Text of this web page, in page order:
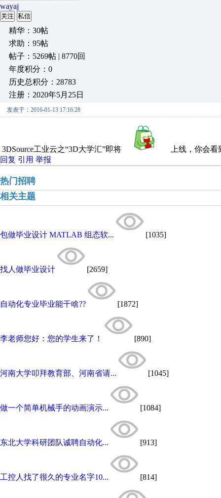
wayaj
关注 私信
精华：30帖
求助：95帖
帖子：5269帖 | 8770回
年度积分：0
历史总积分：28783
注册：2020年5月25日
发表于：2016-01-13 17:16:28
3DSource工业云之“3D大学汇”即将
上线，你会
回复 引用 举报
热门招聘
相关主题
包做毕业设计 MATLAB 组态软... [1035]
找人做毕业设计 [2659]
自动化专业毕业能干啥?? [1872]
李老师您好：您的学生来了！ [890]
河南大学叩拜教育部、河南省请... [1045]
做一个简单机械手的动画演示... [1084]
东北大学科研团队诚聘自动化... [913]
工控人找了很久的专业名字10... [814]